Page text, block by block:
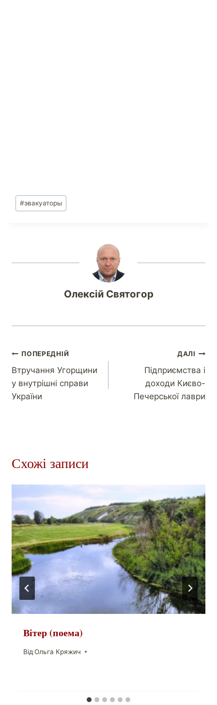
#эвакуаторы
Олексій Святогор
ПОПЕРЕДНІЙ
Втручання Угорщини
у внутрішні справи
України
ДАЛІ
Підприємства і
доходи Києво-
Печерської лаври
Схожі записи
Вітер (поема)
Від Ольга Кряжич